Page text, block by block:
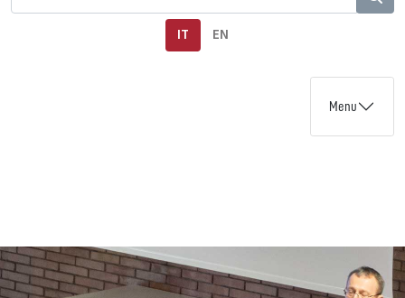
IT EN
Menu